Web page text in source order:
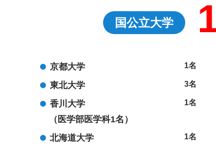
国公立大学
京都大学 1名
東北大学 3名
香川大学
（医学部医学科1名）
1名
北海道大学 1名